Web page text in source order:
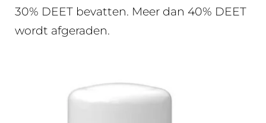
30% DEET bevatten. Meer dan 40% DEET
wordt afgeraden.